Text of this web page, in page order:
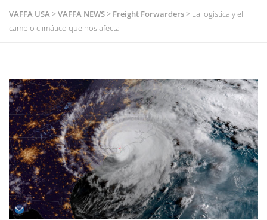
VAFFA USA>VAFFA NEWS> Freight Forwarders> La logística y el
cambio climático que nos afecta